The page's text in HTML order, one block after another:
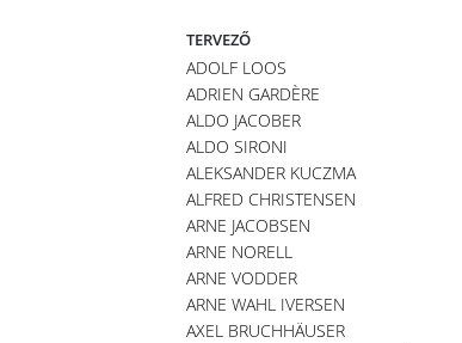
TERVEZŐ
ADOLF LOOS
ADRIEN GARDÈRE
ALDO JACOBER
ALDO SIRONI
ALEKSANDER KUCZMA
ALFRED CHRISTENSEN
ARNE JACOBSEN
ARNE NORELL
ARNE VODDER
ARNE WAHL IVERSEN
AXEL BRUCHHÄUSER